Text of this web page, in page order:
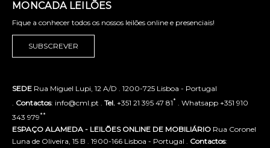
MONCADA LEILÕES
Fique a conhecer todos os nossos leilões online e presenciais!
SUBSCREVER
SEDE Rua Miguel Lupi, 12 A/D . 1200-725 Lisboa - Portugal
Contactos: info@cml.pt . Tel. +351 21 395 47 81* . Whatsapp +351 910
343 979**
ESPAÇO ALAMEDA - LEILÕES ONLINE DE MOBILIÁRIO Rua Coronel
Luna de Oliveira, 15 B . 1900-166 Lisboa - Portugal . Contactos: